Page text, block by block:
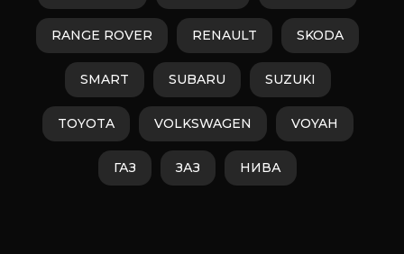
RANGE ROVER RENAULT SKODA
SMART SUBARU SUZUKI
TOYOTA VOLKSWAGEN VOYAH
ГАЗ ЗАЗ НИВА